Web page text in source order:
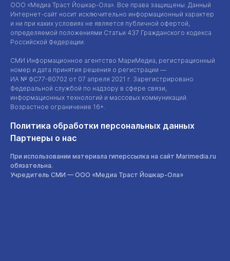
ООО «Медиа Траст Йошкар-Ола». Все права защищены. Данный
Интернет-сайт носит исключительно информационный характер
и ни при каких условиях не является публичной офертой,
определяемой положениями Статьи 437 Гражданского кодекса
Российской Федерации.
СМИ Информационное агентство МариМедиа, регистрационный
номер и дата принятия решения о регистрации —
ИА № ФС77-80702 от 07 апреля 2021 г. Зарегистрировано
Федеральной службой по надзору в сфере связи,
информационных технологий и массовых коммуникаций.
Возрастное ограничение 16+.
Политика обработки персональных данных
Партнеры о нас
При использовании материала гиперссылка на сайт Marimedia.ru
обязательна.
Учредитель СМИ — ООО «Медиа Траст Йошкар-Ола»